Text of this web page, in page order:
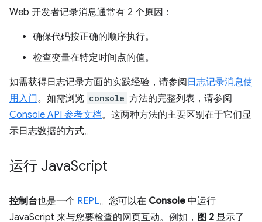
Web 开发者记录消息通常有 2 个原因：
确保代码按正确的顺序执行。
检查变量在特定时间点的值。
如需获得日志记录方面的实践经验，请参阅 日志记录消息使
用入门。如需浏览 console 方法的完整列表，请参阅
Console API 参考文档。这两种方法的主要区别在于它们显
示日志数据的方式。
运行 JavaScript
控制台也是一个 REPL。您可以在 Console 中运行
JavaScript 来与您要检查的网页互动。例如， 图 2 显示了